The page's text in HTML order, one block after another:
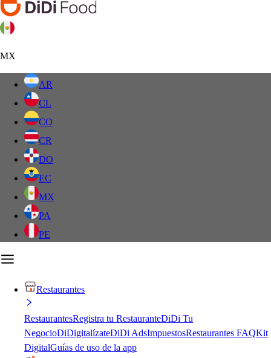
MX
AR
CL
CO
CR
DO
EC
MX
PA
PE
Restaurantes
RestaurantesRegistra tu RestauranteDiDi Tu
NegocioDiDigitalízateDiDi AdsImpuestosRestaurantes FAQKit
DigitalGuías de uso de la app